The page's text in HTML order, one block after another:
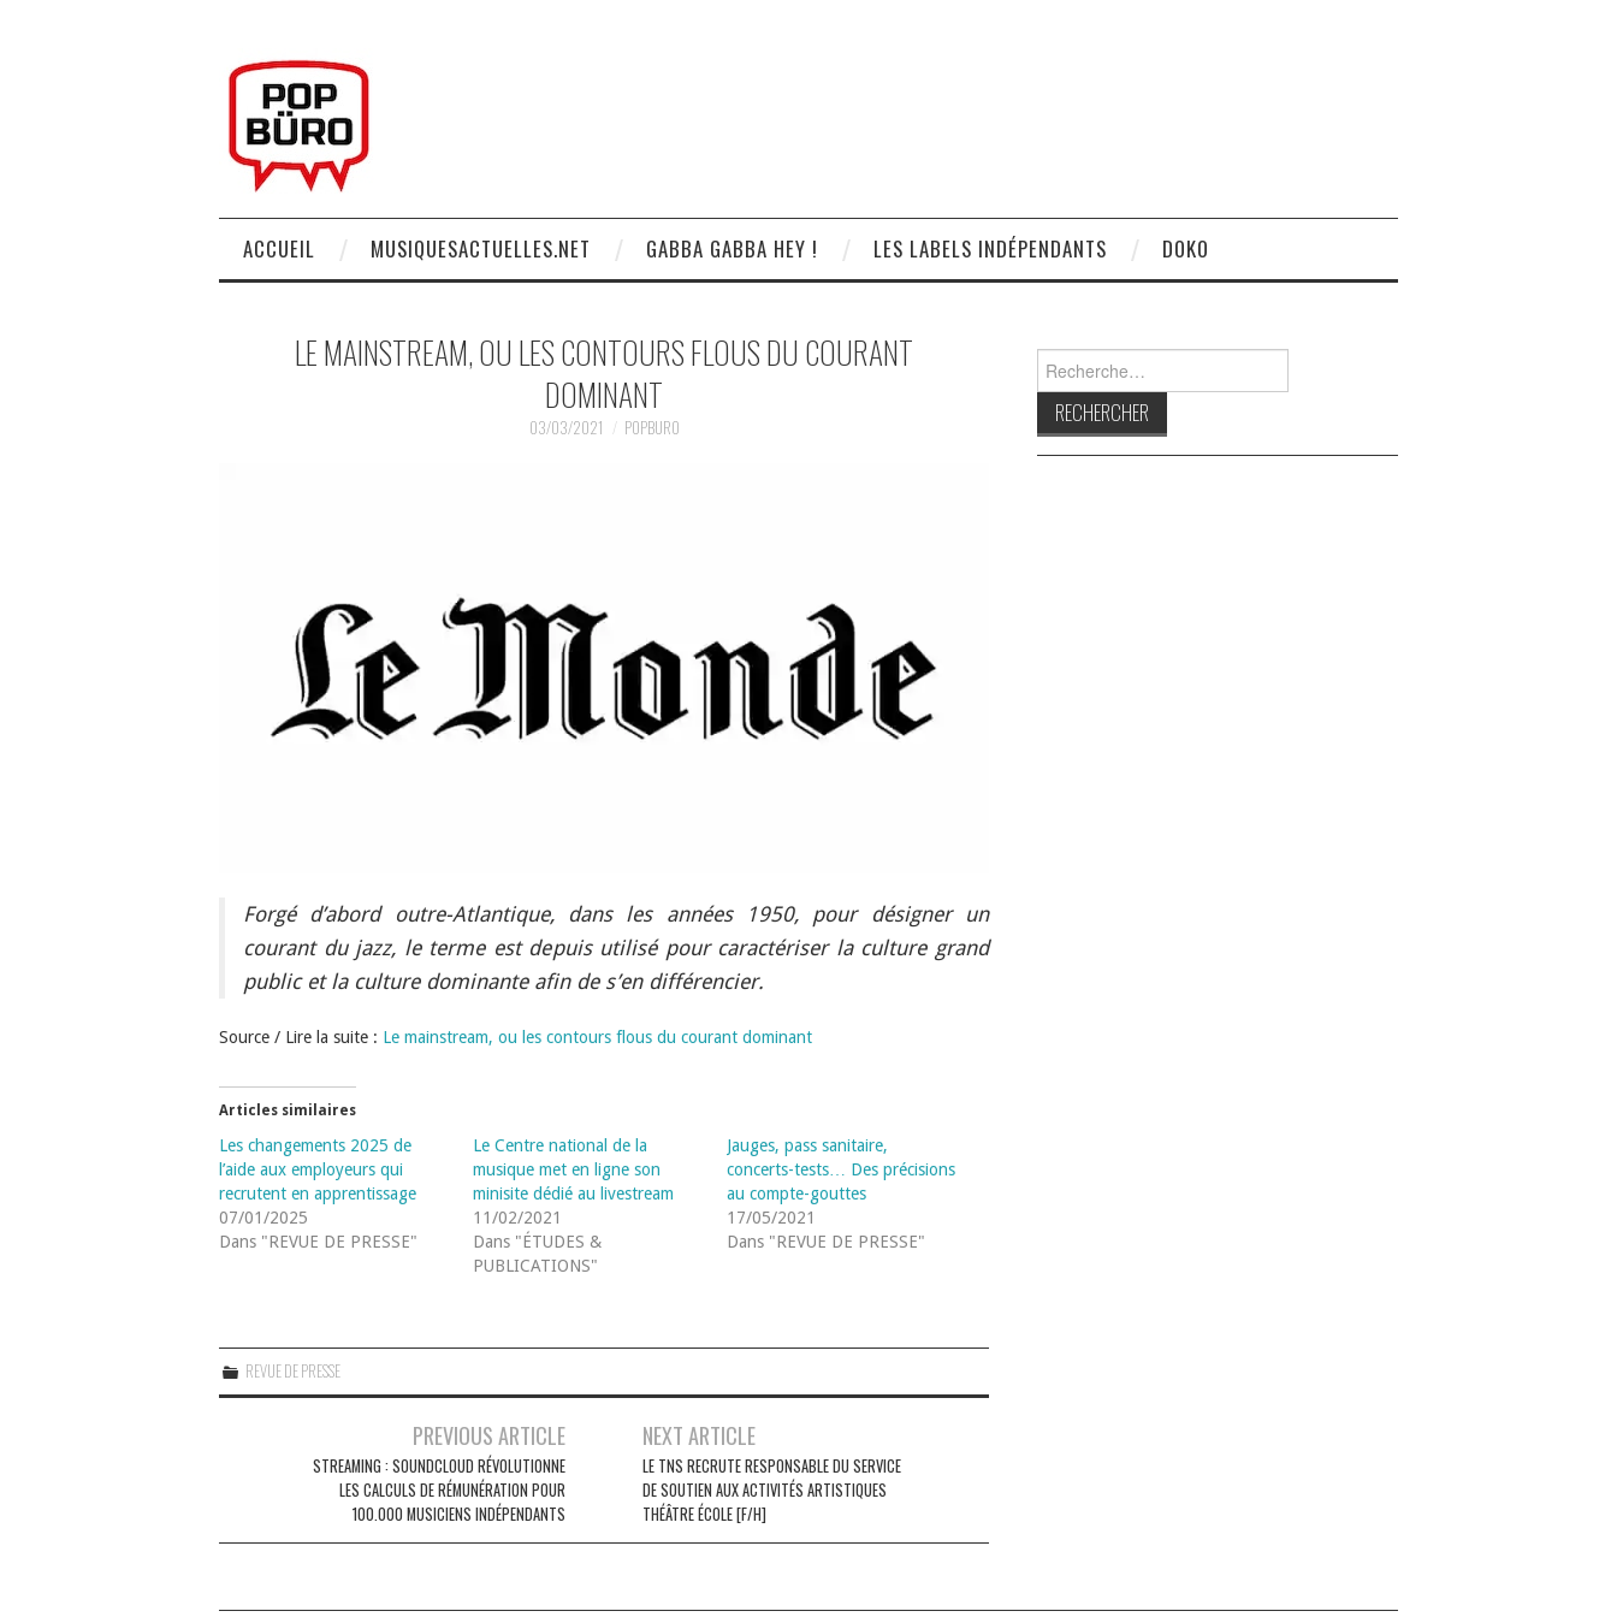
ACCUEIL MUSIQUESACTUELLES.NET GABBA GABBA HEY ! LES LABELS INDÉPENDANTS DOKO
LE MAINSTREAM, OU LES CONTOURS FLOUS DU COURANT
DOMINANT
03/03/2021 POPBURO
Forgé d’abord outre-Atlantique, dans les années 1950, pour désigner un
courant du jazz, le terme est depuis utilisé pour caractériser la culture grand
public et la culture dominante afin de s’en différencier.
Source / Lire la suite : Le mainstream, ou les contours flous du courant dominant
Articles similaires
Les changements 2025 de
l’aide aux employeurs qui
recrutent en apprentissage
07/01/2025
Dans "REVUE DE PRESSE"
Le Centre national de la
musique met en ligne son
minisite dédié au livestream
11/02/2021
Dans "ÉTUDES &
PUBLICATIONS"
Jauges, pass sanitaire,
concerts-tests… Des précisions
au compte-gouttes
17/05/2021
Dans "REVUE DE PRESSE"
REVUE DE PRESSE
PREVIOUS ARTICLE
STREAMING : SOUNDCLOUD RÉVOLUTIONNE
LES CALCULS DE RÉMUNÉRATION POUR
100.000 MUSICIENS INDÉPENDANTS
NEXT ARTICLE
LE TNS RECRUTE RESPONSABLE DU SERVICE
DE SOUTIEN AUX ACTIVITÉS ARTISTIQUES
THÉÂTRE ÉCOLE [F/H]